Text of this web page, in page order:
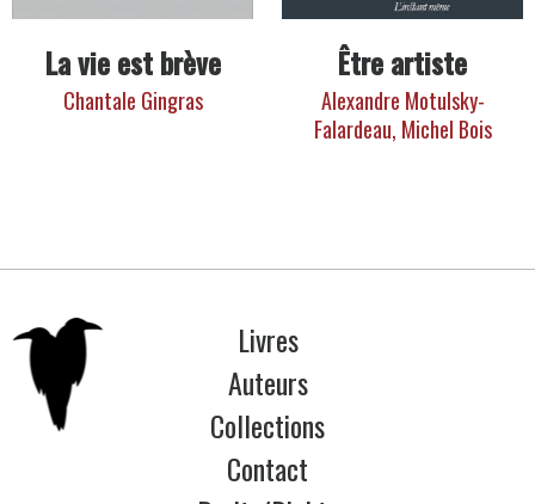
La vie est brève
Chantale Gingras
Être artiste
Alexandre Motulsky-
Falardeau, Michel Bois
Livres
Auteurs
Collections
Contact